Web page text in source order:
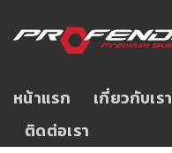
หน้าแรก เกี่ยวกับเรา
ติดต่อเรา